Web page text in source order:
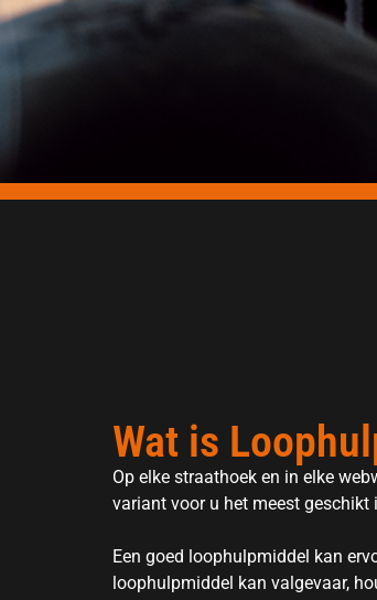
Wat is
Op elke straathoek en in elke
variant voor u het meest geschikt
Een goed loophulpmiddel kan
loophulpmiddel kan valgevaar,